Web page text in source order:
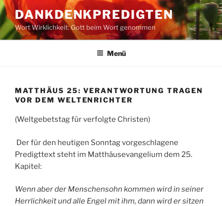
Zum
Inhalt
springen
DANKDENKPREDIGTEN
Wort Wirklichkeit: Gott beim Wort genommen
Menü
MATTHÄUS 25: VERANTWORTUNG TRAGEN
VOR DEM WELTENRICHTER
(Weltgebetstag für verfolgte Christen)
Der für den heutigen Sonntag vorgeschlagene
Predigttext steht im Matthäusevangelium dem 25.
Kapitel:
Wenn aber der Menschensohn kommen wird in seiner
Herrlichkeit und alle Engel mit ihm, dann wird er sitzen